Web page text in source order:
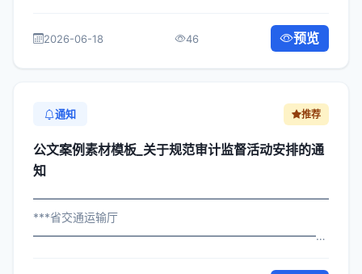
各直属机构： 为深入贯彻落实习近平总...
2026-06-18 46 预览
通知 推荐
公文案例素材模板_关于规范审计监督活动安排的通
知
***省交通运输厅